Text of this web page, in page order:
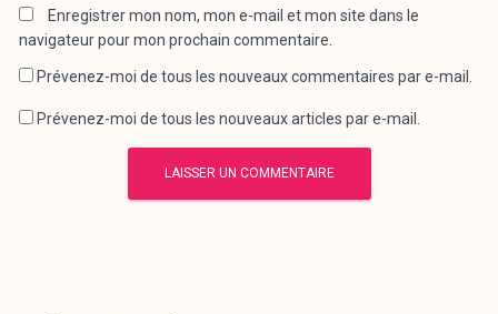
Enregistrer mon nom, mon e-mail et mon site dans le
navigateur pour mon prochain commentaire.
Prévenez-moi de tous les nouveaux commentaires par e-mail.
Prévenez-moi de tous les nouveaux articles par e-mail.